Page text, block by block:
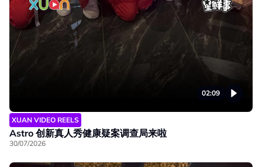
02:09
XUAN VIDEO REELS
Astro 创新真人秀健康疑案调查局来啦
30/07/2026